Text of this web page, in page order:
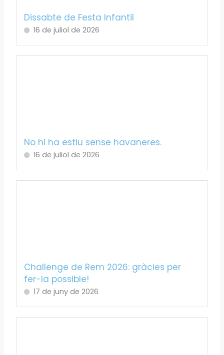
Dissabte de Festa Infantil
16 de juliol de 2026
No hi ha estiu sense havaneres.
16 de juliol de 2026
Challenge de Rem 2026: gràcies per
fer-la possible!
17 de juny de 2026